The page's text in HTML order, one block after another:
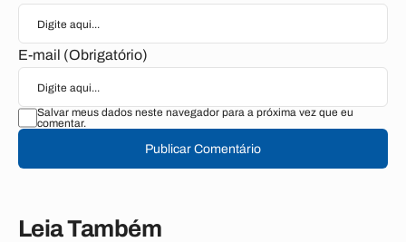
E-mail (Obrigatório)
Salvar meus dados neste navegador para a próxima vez que eu
comentar.
Publicar Comentário
Leia Também